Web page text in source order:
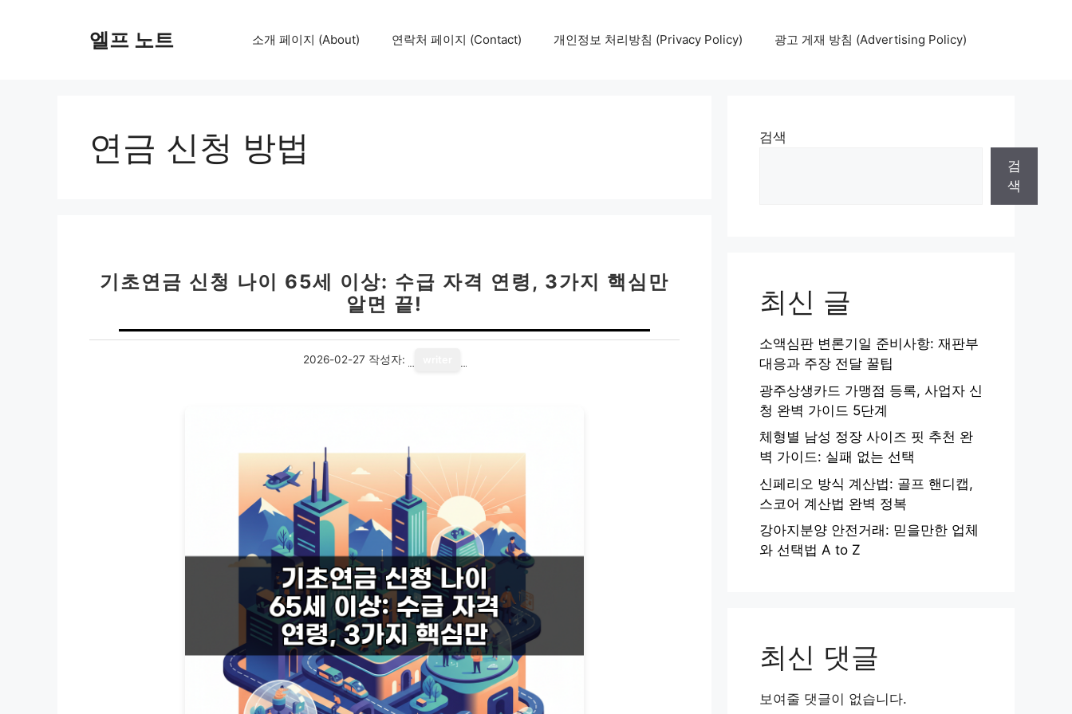
엘프 노트 소개 페이지 (About) 연락처 페이지 (Contact) 개인정보 처리방침 (Privacy Policy) 광고 게재 방침 (Advertising Policy)
연금 신청 방법
기초연금 신청 나이 65세 이상: 수급 자격 연령, 3가지 핵심만
알면 끝!
2026-02-27 작성자:
검색
검
색
최신 글
소액심판 변론기일 준비사항: 재판부
대응과 주장 전달 꿀팁
광주상생카드 가맹점 등록, 사업자 신
청 완벽 가이드 5단계
체형별 남성 정장 사이즈 핏 추천 완
벽 가이드: 실패 없는 선택
신페리오 방식 계산법: 골프 핸디캡,
스코어 계산법 완벽 정복
강아지분양 안전거래: 믿을만한 업체
와 선택법 A to Z
최신 댓글
보여줄 댓글이 없습니다.